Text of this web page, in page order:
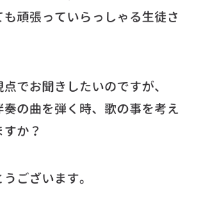
頑張っていらっしゃる生徒さ
でお聞きしたいのですが、
の曲を弾く時、歌の事を考え
か？
ございます。